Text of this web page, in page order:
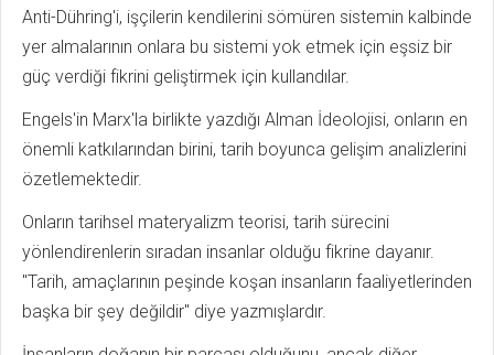
Anti-Dühring'i, işçilerin kendilerini sömüren sistemin kalbinde
yer almalarının onlara bu sistemi yok etmek için eşsiz bir
güç verdiği fikrini geliştirmek için kullandılar.
Engels'in Marx'la birlikte yazdığı Alman İdeolojisi, onların en
önemli katkılarından birini, tarih boyunca gelişim analizlerini
özetlemektedir.
Onların tarihsel materyalizm teorisi, tarih sürecini
yönlendirenlerin sıradan insanlar olduğu fikrine dayanır.
"Tarih, amaçlarının peşinde koşan insanların faaliyetlerinden
başka bir şey değildir" diye yazmışlardır.